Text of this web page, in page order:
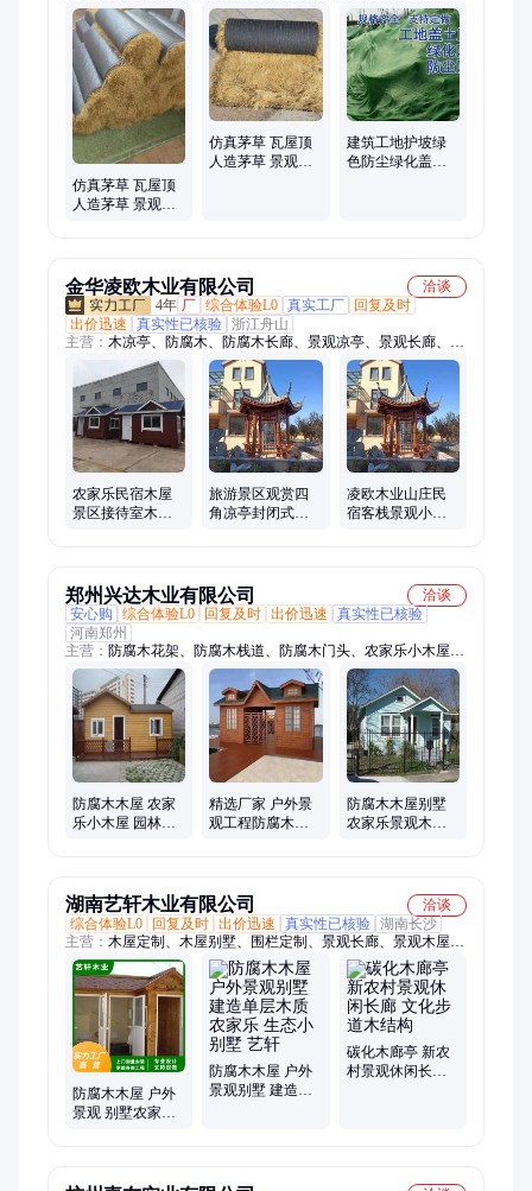
盖煤网、盖土防尘用网、工地覆盖网、盖煤盖沙加厚网
仿真茅草 瓦屋顶
人造茅草 景观装
仿真茅草 瓦屋顶
人造茅草 景观装
建筑工地护坡绿
色防尘绿化盖土
金华凌欧木业有限公司
洽谈
4年 厂 综合体验L0 真实工厂
回复及时
出价迅速
真实性已核验 浙江舟山
主营： 木凉亭、防腐木、防腐木长廊、景观凉亭、景观长廊、木
农家乐民宿木屋
景区接待室木房
旅游景区观赏四
角凉亭封闭式款
凌欧木业山庄民
宿客栈景观小木
郑州兴达木业有限公司
洽谈
安心购
综合体验L0 回复及时 出价迅速
真实性已核验
河南郑州
主营： 防腐木花架、防腐木栈道、防腐木门头、农家乐小木屋、
防腐木护栏、防腐木木屋、防腐木设计、防腐木木桥、防腐木凉
亭、防腐木长廊、防腐木秋千、防腐木别墅、户外防腐木、防腐
木、防腐木地板、防腐木花箱、防腐木古建、古建凉亭、塑木地
板、铝合金凉亭、铝合金花箱、竹木地板
防腐木木屋 农家
乐小木屋 园林景
精选厂家 户外景
观工程防腐木木
防腐木木屋别墅
农家乐景观木房
湖南艺轩木业有限公司
洽谈
综合体验L0
回复及时 出价迅速 真实性已核验 湖南长沙
主营： 木屋定制、木屋别墅、围栏定制、景观长廊、景观木屋、
景区景观防腐木栈道、民宿木屋、景区配套木屋、定制木屋、防
腐木栅栏、防腐木别墅、木屋售卖亭、防腐木长廊、木门楼庭
院、重型木屋、防腐木花架、防腐木地板、防腐木花箱、防腐木
护栏、防腐木木屋、古建凉亭、防腐木古建、观景防腐木廊亭、
户外耐腐防腐木屋、防腐木木屋别墅
防腐木木屋 户外
景观 别墅农家乐
防腐木木屋 户外
景观别墅 建造单
碳化木廊亭 新农
村景观休闲长廊